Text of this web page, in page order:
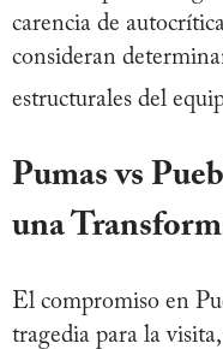
carencia de
consideran
estructurales del
Pumas vs
una
El compromiso en
tragedia para la